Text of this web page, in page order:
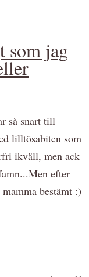
som jag
så snart till
lilltösabiten som
ikväll, men ack
efter
bestämt :)